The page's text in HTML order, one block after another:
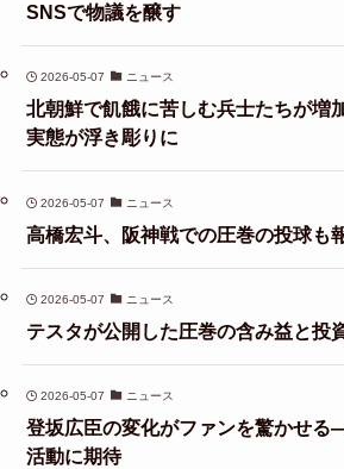
SNSで物議を醸す
2026-05-07 ニュース
北朝鮮で飢餓に苦しむ兵士たちが増
実態が浮き彫りに
2026-05-07 ニュース
高橋宏斗、阪神戦での圧巻の投球も
2026-05-07 ニュース
テスタが公開した圧巻の含み益と投
2026-05-07 ニュース
登坂広臣の変化がファンを驚かせる
活動に期待